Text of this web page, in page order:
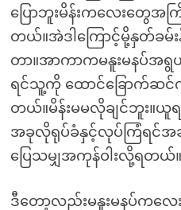
ပြောဘူးမိန်းကလေးတွေ
တယ်။အဲဒါကြောင့်မို့နှတ်ခမ်
တာ။အာကာကမနူးမနပ်
ရင်သူ့ကို ထောင်ခြောက်ဆင်
တယ်။မိန်းမမလိုချင်ဘူး။
အခုလိုရုပ်ခံနှင့်လုပ်ကြံရင်
ပြေသမျှအကုန်ဝါးလို့ရတယ်။
ဒီတော့လည်းမနူးမနပ်ကလ